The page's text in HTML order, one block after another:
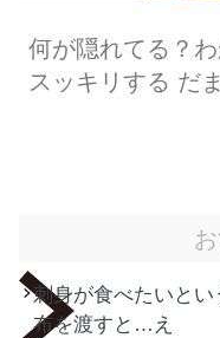
何が隠れてる？
スッキリする だ
刺身が食べたいと
布を渡すと…え